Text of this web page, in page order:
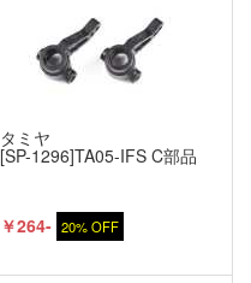
タミヤ
[SP-1296]TA05-IFS C部品
￥264- 20% OFF